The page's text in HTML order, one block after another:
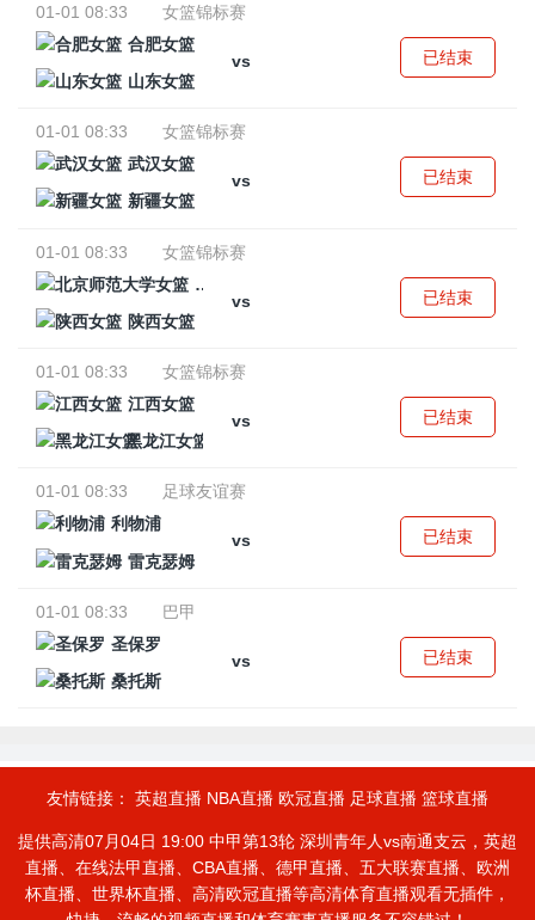
01-01 08:33
女篮锦标赛
合肥女篮
vs
山东女篮
已结束
01-01 08:33
女篮锦标赛
武汉女篮
vs
新疆女篮
已结束
01-01 08:33
女篮锦标赛
北京师范大学女篮
vs
陕西女篮
已结束
01-01 08:33
女篮锦标赛
江西女篮
vs
黑龙江女篮
已结束
01-01 08:33
足球友谊赛
利物浦
vs
雷克瑟姆
已结束
01-01 08:33
巴甲
圣保罗
vs
桑托斯
已结束
友情链接： 英超直播 NBA直播 欧冠直播 足球直播 篮球直播
提供高清07月04日 19:00 中甲第13轮 深圳青年人vs南通支云，英超
直播、在线法甲直播、CBA直播、德甲直播、五大联赛直播、欧洲
杯直播、世界杯直播、高清欧冠直播等高清体育直播观看无插件，